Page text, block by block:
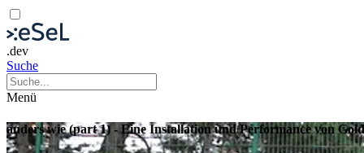
.dev
Suche
Menü
anders wie (part 1) - Eine Installation und Performance von